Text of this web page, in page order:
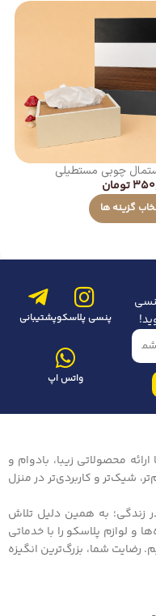
چوبی مستطیلی
تومان
گزینه ها
پنسی پلاسکوپشتیبانی
واتس اپ
محصولاتی زیبا، بادوام و
شیک‌تر و کاربردی‌تر در منزل
زندگی؛ به همین دلیل تلاش
لوازم پلاسکو را با خدماتی
رضایت شما، بزرگ‌ترین انگیزه